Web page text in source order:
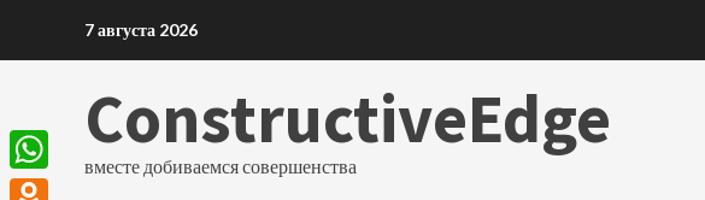
7 августа 2026
ConstructiveEdge
вместе добиваемся совершенства
WhatsApp